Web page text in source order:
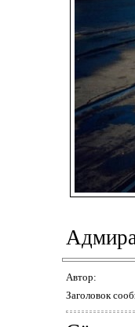
Автор:
Заголовок